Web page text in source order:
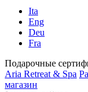
Ita
Eng
Deu
Fra
Подарочные
Aria Retreat & Spa
магазин